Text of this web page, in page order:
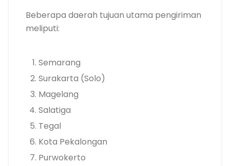
Beberapa daerah tujuan utama pengiriman
meliputi:
Semarang
Surakarta (Solo)
Magelang
Salatiga
Tegal
Kota Pekalongan
Purwokerto